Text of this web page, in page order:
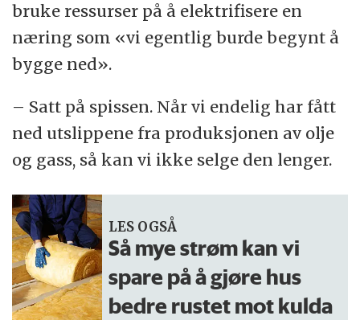
bruke ressurser på å elektrifisere en
næring som «vi egentlig burde begynt å
bygge ned».
– Satt på spissen. Når vi endelig har fått
ned utslippene fra produksjonen av olje
og gass, så kan vi ikke selge den lenger.
LES OGSÅ
Så mye strøm kan vi
spare på å gjøre hus
bedre rustet mot kulda